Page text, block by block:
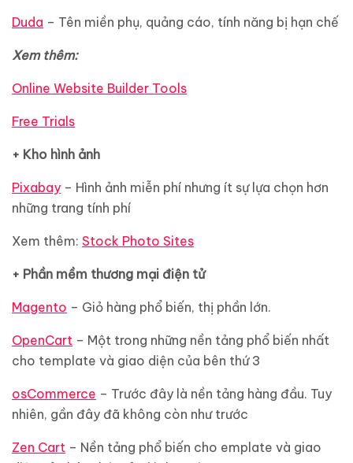
Duda – Tên miền phụ, quảng cáo, tính năng bị hạn chế
Xem thêm:
Online Website Builder Tools
Free Trials
+ Kho hình ảnh
Pixabay – Hình ảnh miễn phí nhưng ít sự lựa chọn hơn
những trang tính phí
Xem thêm: Stock Photo Sites
+ Phần mềm thương mại điện tử
Magento – Giỏ hàng phổ biến, thị phần lớn.
OpenCart – Một trong những nền tảng phổ biến nhất
cho template và giao diện của bên thứ 3
osCommerce – Trước đây là nền tảng hàng đầu. Tuy
nhiên, gần đây đã không còn như trước
Zen Cart – Nền tảng phổ biến cho emplate và giao